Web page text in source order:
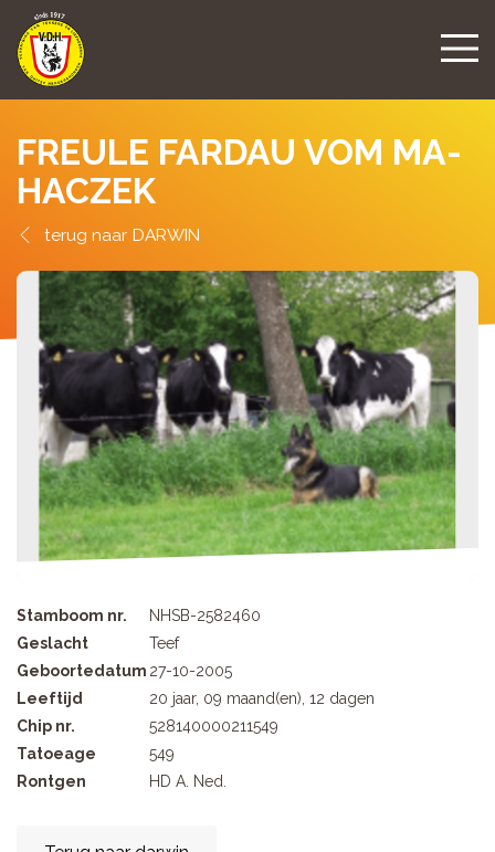
FREULE FARDAU VOM MA-
HACZEK
DARWIN
Stamboom nr.
NHSB-2582460
Geslacht
Teef
Geboortedatum 27-10-2005
Leeftijd
20 jaar, 09 maand(en), 12 dagen
Chip nr.
528140000211549
Tatoeage
549
Rontgen
HD A. Ned.